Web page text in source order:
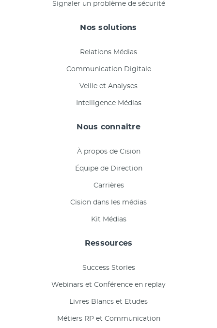
Signaler un problème de sécurité
Nos solutions
Relations Médias
Communication Digitale
Veille et Analyses
Intelligence Médias
Nous connaître
À propos de Cision
Équipe de Direction
Carrières
Cision dans les médias
Kit Médias
Ressources
Success Stories
Webinars et Conférence en replay
Livres Blancs et Etudes
Métiers RP et Communication